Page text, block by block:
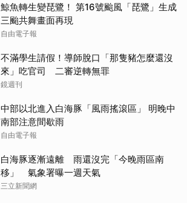
鯨魚轉生變琵鷺！ 第16號颱風「琵鷺」生成
三颱共舞畫面再現
自由電子報
不滿學生請假！導師脫口「那隻豬怎麼還沒
來」吃官司 二審逆轉無罪
鏡週刊
中部以北進入白海豚「風雨搖滾區」 明晚中
南部注意間歇雨
自由電子報
白海豚逐漸遠離 雨還沒完「今晚雨區南
移」 氣象署曝一週天氣
三立新聞網